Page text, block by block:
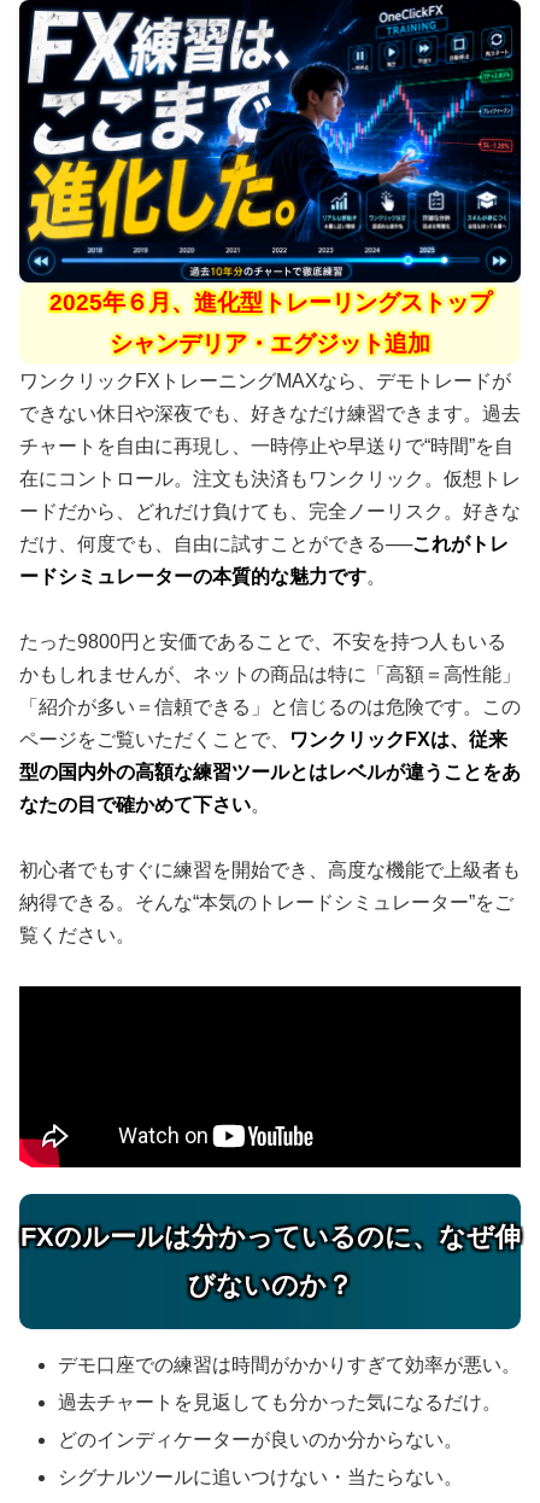
2025年６月、進化型トレーリングストップ
シャンデリア・エグジット追加
ワンクリックFXトレーニングMAXなら、デモトレードが
できない休日や深夜でも、好きなだけ練習できます。過去
チャートを自由に再現し、一時停止や早送りで“時間”を自
在にコントロール。注文も決済もワンクリック。仮想トレ
ードだから、どれだけ負けても、完全ノーリスク。好きな
だけ、何度でも、自由に試すことができる──これがトレ
ードシミュレーターの本質的な魅力です。
たった9800円と安価であることで、不安を持つ人もいる
かもしれませんが、ネットの商品は特に「高額＝高性能」
「紹介が多い＝信頼できる」と信じるのは危険です。この
ページをご覧いただくことで、
ワンクリックFXは、従来
型の国内外の高額な練習ツールとはレベルが違うことをあ
なたの目で確かめて下さい。
初心者でもすぐに練習を開始でき、高度な機能で上級者も
納得できる。そんな“本気のトレードシミュレーター”をご
覧ください。
FXのルールは分かっているのに、なぜ伸
びないのか？
デモ口座での練習は時間がかかりすぎて効率が悪い。
過去チャートを見返しても分かった気になるだけ。
どのインディケーターが良いのか分からない。
シグナルツールに追いつけない・当たらない。